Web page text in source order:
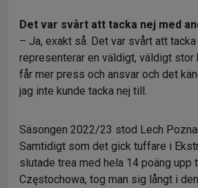
Det var svårt att tacka nej med
– Ja, exakt så. Det var svårt att tacka
representerar en väldigt, väldigt stor
får mer press och ansvar och det
jag inte kunde tacka nej till.
Säsongen 2022/23 stod Lech
Samtidigt som det gick tuffare i
slutade trea med hela 14 poäng upp
Częstochowa, tog man sig långt i